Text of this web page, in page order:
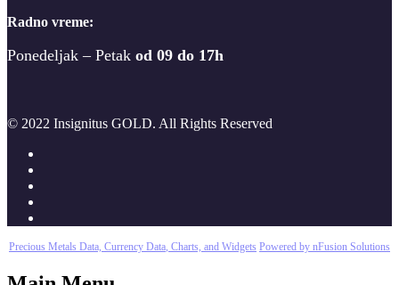
Radno vreme:
Ponedeljak – Petak od 09 do 17h
© 2022 Insignitus GOLD. All Rights Reserved
Precious Metals Data, Currency Data , Charts, and Widgets Powered by nFusion Solutions